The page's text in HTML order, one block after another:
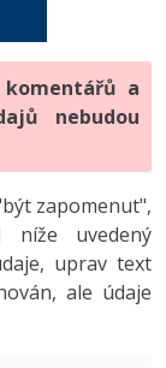
a
nebudou
zapomenut",
níže uvedený
uprav text
ale údaje